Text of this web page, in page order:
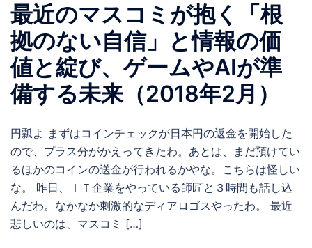
最近のマスコミが抱く「根
拠のない自信」と情報の価
値と綻び、ゲームやAIが準
備する未来（2018年2月）
円瓢よ まずはコインチェックが日本円の返金を開始した
ので、プラス分がかえってきたわ。あとは、まだ預けてい
るほかのコインの送金が行われるかやな。こちらは怪しい
な。 昨日、ＩＴ企業をやっている師匠と３時間も話し込
んだわ。なかなか刺激的なディアロゴスやったわ。 最近
悲しいのは、マスコミ […]